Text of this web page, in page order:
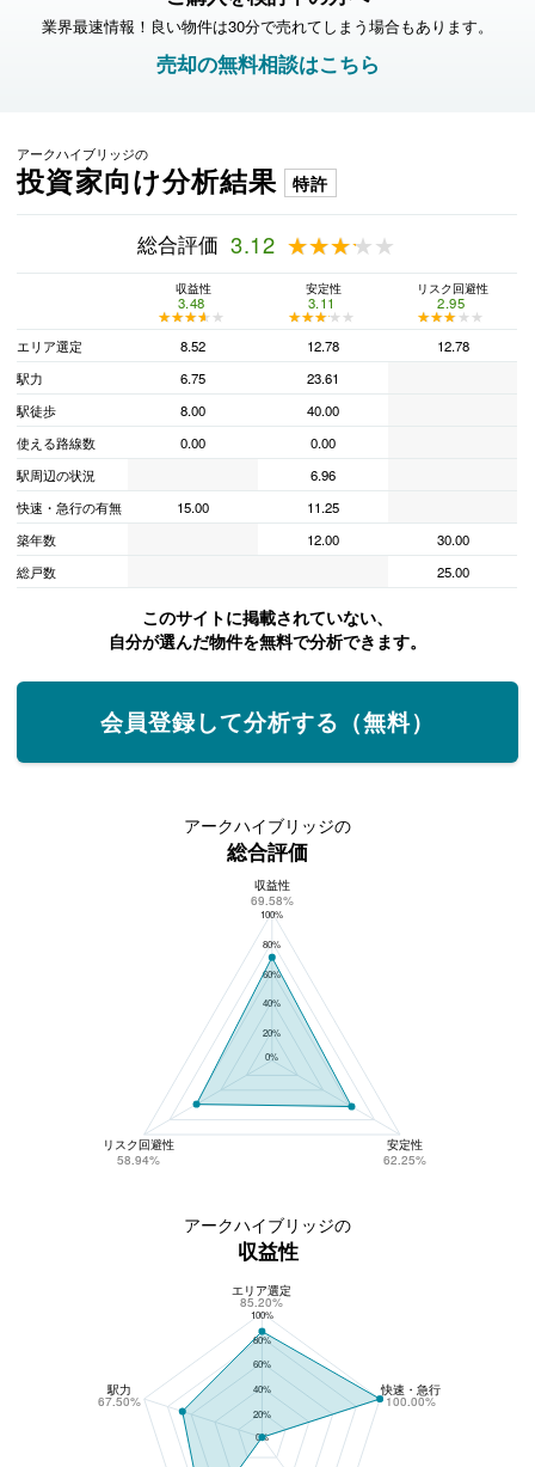
業界最速情報！良い物件は30分で売れてしまう場合もあります。
売却の無料相談はこちら
アークハイブリッジの
投資家向け分析結果 特許
総合評価 3.12 ★★★★★
★★★★★
収益性
3.48
★★★★★
★★★★★
安定性
3.11
★★★★★
★★★★★
リスク回避性
2.95
★★★★★
★★★★★
エリア選定
8.52 12.78
12.78
駅力
6.75
23.61
駅徒歩
8.00
40.00
使える路線数
0.00
0.00
駅周辺の状況
6.96
快速・急行の有無
15.00
11.25
築年数
12.00
30.00
総戸数
25.00
このサイトに掲載されていない、
自分が選んだ物件を無料で分析できます。
会員登録して分析する（無料）
アークハイブリッジの
総合評価
アークハイブリッジの総合評価
100%
80%
60%
40%
20%
0%
収益性
69.58%
リスク回避性
58.94%
安定性
62.25%
アークハイブリッジの
収益性
アークハイブリッジの収益性
100%
80%
60%
40%
20%
0%
エリア選定
85.20%
駅力
67.50%
快速・急行
100.00%